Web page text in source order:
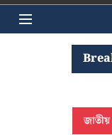
ঐশী ঘোষের খোঁজে